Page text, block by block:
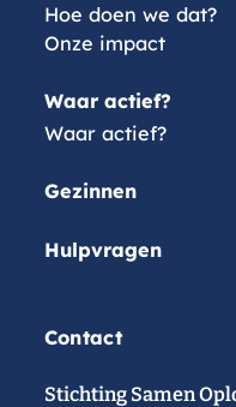
Hoe doen we dat?
Onze impact
Waar actief?
Waar actief?
Gezinnen
Hulpvragen
Contact
Stichting Samen